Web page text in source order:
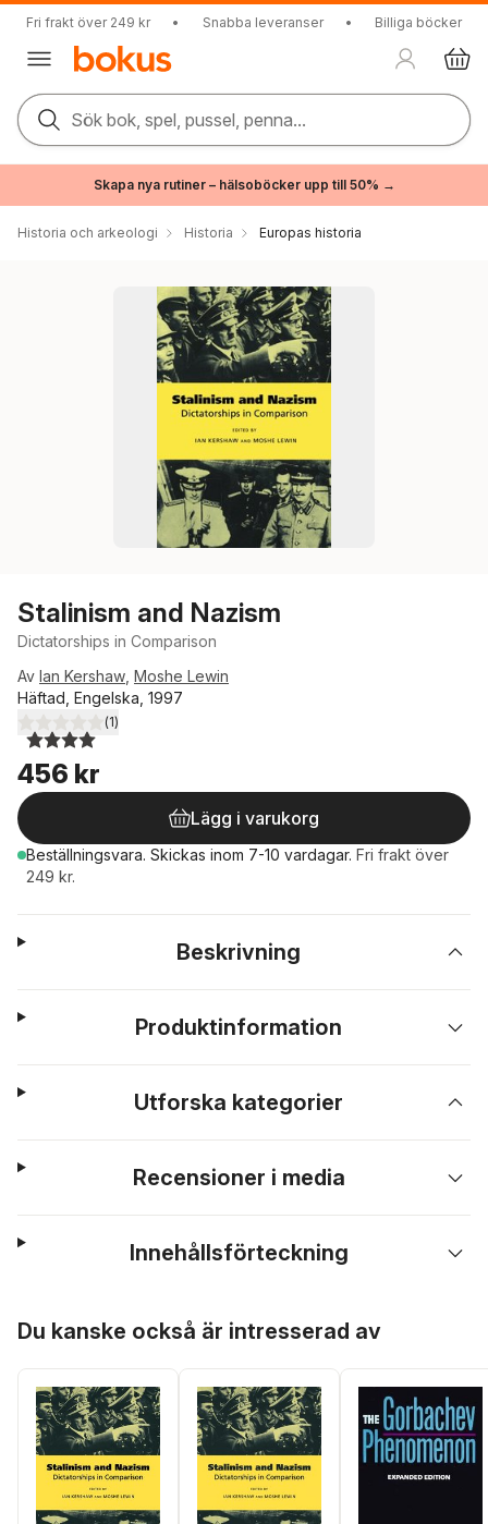
Fri frakt över 249 kr • Snabba leveranser • Billiga böcker
Sök bok, spel, pussel, penna...
Skapa nya rutiner – hälsoböcker upp till 50% →
Historia och arkeologi Historia Europas historia
Stalinism and Nazism
Dictatorships in Comparison
Av Ian Kershaw Moshe Lewin
Häftad, Engelska, 1997
4,0utav 5 stjärnor. Totalt antal röster:
(1)
456 kr
Lägg i varukorg
Beställningsvara. Skickas inom 7-10 vardagar. Fri frakt över
249 kr.
Beskrivning
Produktinformation
Utforska kategorier
Recensioner i media
Innehållsförteckning
Du kanske också är intresserad av